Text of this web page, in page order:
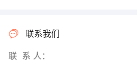
联系我们
联 系 人：